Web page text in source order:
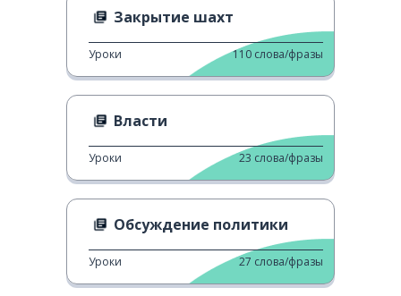
Закрытие шахт
Уроки 110 слова/фразы
Власти
Уроки 23 слова/фразы
Обсуждение политики
Уроки 27 слова/фразы